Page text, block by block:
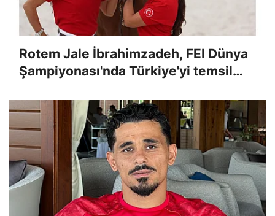
Rotem Jale İbrahimzadeh, FEI Dünya
Şampiyonası'nda Türkiye'yi temsil